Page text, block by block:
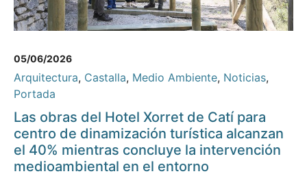
05/06/2026
Arquitectura, Castalla, Medio Ambiente, Noticias,
Portada
Las obras del Hotel Xorret de Catí para
centro de dinamización turística alcanzan
el 40% mientras concluye la intervención
medioambiental en el entorno